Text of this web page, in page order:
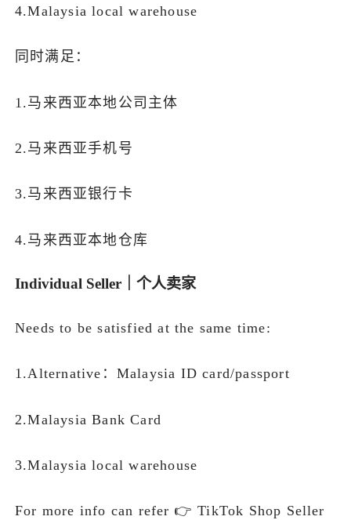
4.Malaysia local warehouse
同时满足：
1.马来西亚本地公司主体
2.马来西亚手机号
3.马来西亚银行卡
4.马来西亚本地仓库
Individual Seller｜个人卖家
Needs to be satisfied at the same time:
1.Alternative：Malaysia ID card/passport
2.Malaysia Bank Card
3.Malaysia local warehouse
For more info can refer 👉 TikTok Shop Seller